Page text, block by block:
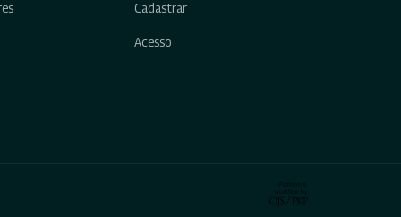
Cadastrar
Acesso